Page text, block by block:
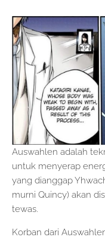
Auswahlen adalah
untuk menyerap
yang dianggap
murni Quincy) akan
tewas.
Korban dari